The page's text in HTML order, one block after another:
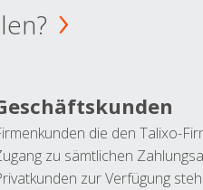
die den Talixo-
zu sämtlichen
zur Verfügung